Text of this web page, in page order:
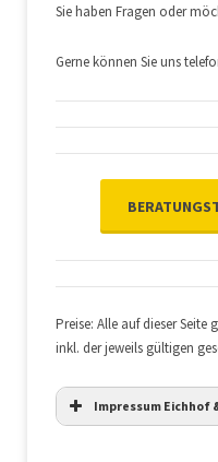
Sie haben Fragen oder
Gerne können Sie uns
Preise: Alle auf dieser
inkl. der jeweils gültigen
Impressum Eichhof